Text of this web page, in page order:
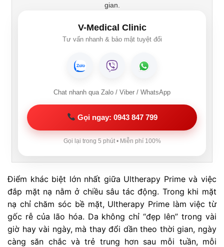
gian.
V-Medical Clinic
Tư vấn nhanh & bảo mật tuyệt đối
Chat nhanh qua Zalo / Viber / WhatsApp
Gọi ngay: 0943 847 799
Gọi lại trong 5 phút • Miễn phí 100%
Điểm khác biệt lớn nhất giữa Ultherapy Prime và việc
đắp mặt nạ nằm ở chiều sâu tác động. Trong khi mặt
nạ chỉ chăm sóc bề mặt, Ultherapy Prime làm việc từ
gốc rễ của lão hóa. Da không chỉ “đẹp lên” trong vài
giờ hay vài ngày, mà thay đổi dần theo thời gian, ngày
càng săn chắc và trẻ trung hơn sau mỗi tuần, mỗi